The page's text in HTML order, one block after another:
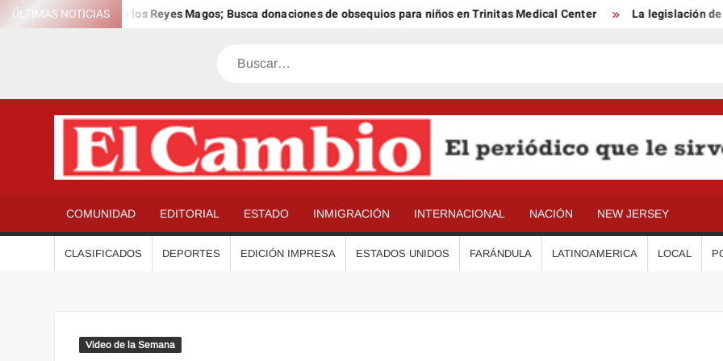
Saltar
ÚLTIMAS NOTICIAS
el 12º Día Anual de los Reyes Magos; Busca donaciones de obsequios para niños en Trinitas Medical Center La legislación de
Buscar
COMUNIDAD EDITORIAL ESTADO INMIGRACIÓN INTERNACIONAL NACIÓN NEW JERSEY
CLASIFICADOS DEPORTES EDICIÓN IMPRESA ESTADOS UNIDOS FARÁNDULA LATINOAMERICA LOCAL
Video de la Semana